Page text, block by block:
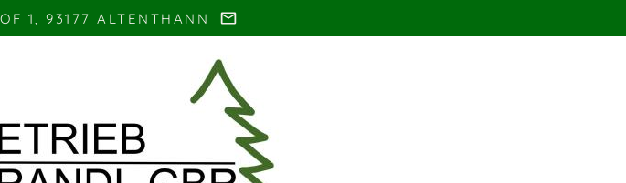
1, 93177 ALTENTHANN